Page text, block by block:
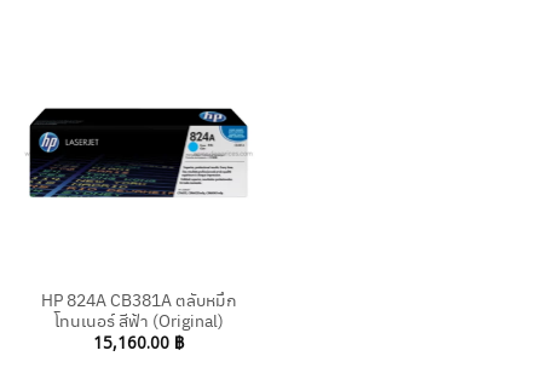
HP 824A CB381A ตลับหมึก
โทนเนอร์ สีฟ้า (Original)
15,160.00 ฿